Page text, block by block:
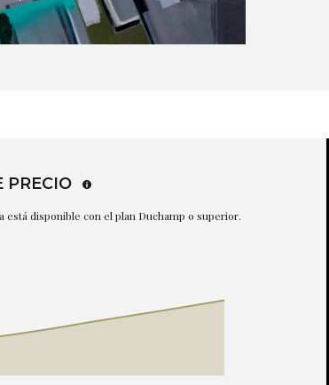
PRECIO
disponible con el plan Duchamp o superior.